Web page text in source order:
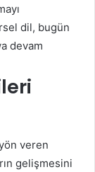
dil, bugün
devam
veren
gelişmesini